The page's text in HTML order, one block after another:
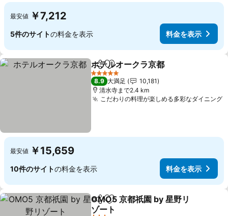
最安値 ￥7,212
5件のサイトの料金を表示 料金を表示
シェアお気に入りに追加
ホテルオークラ京都
5 ホテルのランク
8.9 大満足
10,181
清水寺まで2.4 km
こだわりの料理が楽しめる多彩なダイニング
最安値 ￥15,659
10件のサイトの料金を表示 料金を表示
シェアお気に入りに追加
OMO5 京都祇園 by 星野リ
ゾート